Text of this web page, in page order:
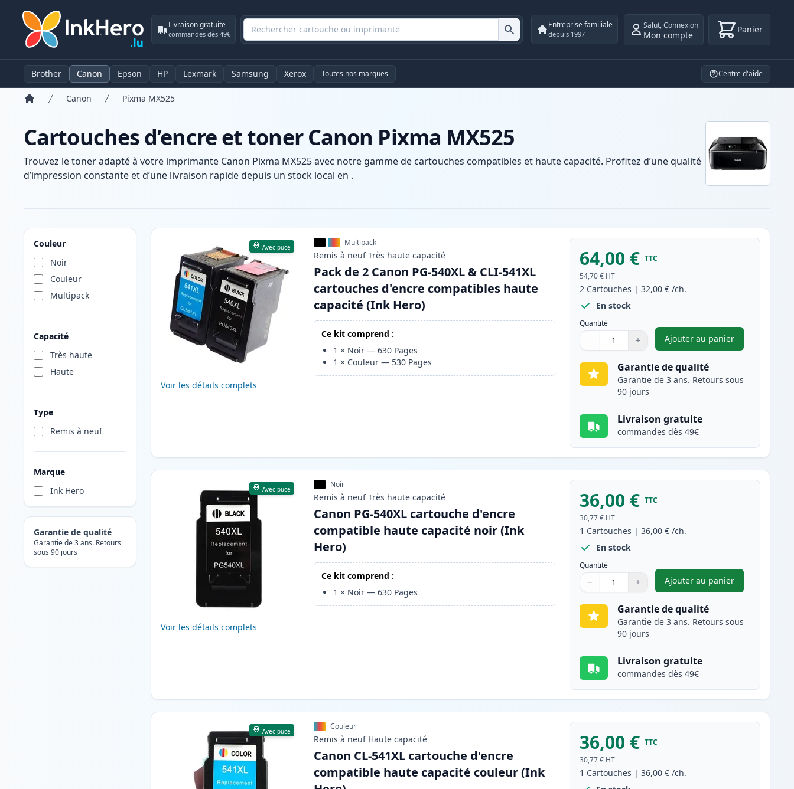
Livraison gratuite
commandes dès 49€
Entreprise familiale
depuis 1997
Salut,Connexion
Mon compte Panier
Brother Canon Epson HP Lexmark Samsung Xerox Toutes nos marques Centre d'aide
Canon Pixma MX525
Cartouches d’encre et toner Canon Pixma MX525
Trouvez le toner adapté à votre imprimante Canon Pixma MX525 avec notre gamme de cartouches compatibles et haute capacité. Profitez d’une qualité
d’impression constante et d’une livraison rapide depuis un stock local en .
Couleur
Noir
Couleur
Multipack
Capacité
Très haute
Haute
Type
Remis à neuf
Marque
Ink Hero
Garantie de qualité
Garantie de 3 ans. Retours
sous 90 jours
Produits
Avec puce
Voir les détails complets
Multipack
Remis à neuf Très haute capacité
Pack de 2 Canon PG-540XL & CLI-541XL
cartouches d'encre compatibles haute
capacité (Ink Hero)
Ce kit comprend :
1 × Noir —630 Pages
1 × Couleur — 530 Pages
64,00 € TTC
54,70 € HT
2 Cartouches |32,00 € /ch.
En stock
Quantité
Quantité
Utilisez les boutons pour ajuster
− +
Quantité
Ajouter au panier
,Pack de 2 Canon PG-
Garantie de qualité
Garantie de 3 ans. Retours sous
90 jours
Livraison gratuite
commandes dès 49€
Avec puce
Voir les détails complets
Noir
Remis à neuf Très haute capacité
Canon PG-540XL cartouche d'encre
compatible haute capacité noir (Ink
Hero)
Ce kit comprend :
1 × Noir —630 Pages
36,00 € TTC
30,77 € HT
1 Cartouches |36,00 € /ch.
En stock
Quantité
Quantité
Utilisez les boutons pour ajuster
− +
Quantité
Ajouter au panier
,Canon PG-540XL
Garantie de qualité
Garantie de 3 ans. Retours sous
90 jours
Livraison gratuite
commandes dès 49€
Avec puce Couleur
Remis à neuf Haute capacité
Canon CL-541XL cartouche d'encre
compatible haute capacité couleur (Ink
36,00 € TTC
30,77 € HT
1 Cartouches |36,00 € /ch.